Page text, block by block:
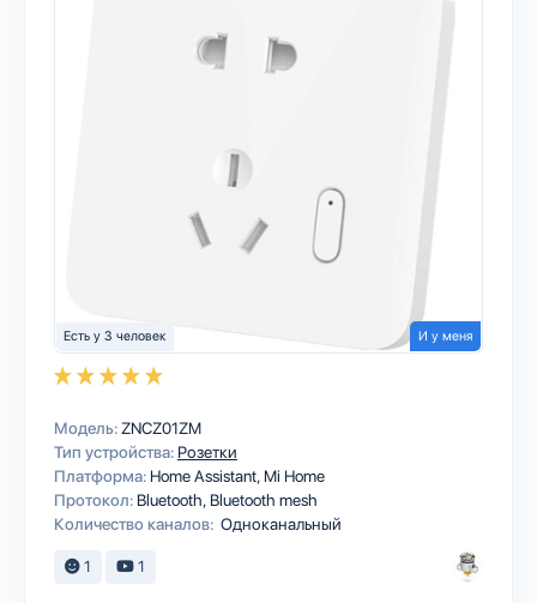
Есть у 3 человек И у меня
Модель: ZNCZ01ZM
Тип устройства: Розетки
Платформа: Home Assistant Mi Home
Протокол: Bluetooth Bluetooth mesh
Количество каналов: Одноканальный
1 1